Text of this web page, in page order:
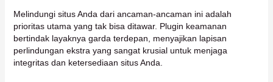
Melindungi situs Anda dari ancaman-ancaman ini adalah
prioritas utama yang tak bisa ditawar. Plugin keamanan
bertindak layaknya garda terdepan, menyajikan lapisan
perlindungan ekstra yang sangat krusial untuk menjaga
integritas dan ketersediaan situs Anda.